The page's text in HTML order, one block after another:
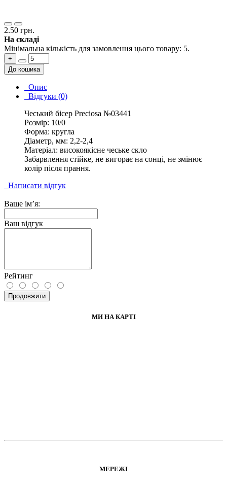
2.50 грн.
На складі
Мінімальна кількість для замовлення цього товару: 5.
+
До кошика
Опис
Відгуки (0)
Чеський бісер Preciosa №03441
Розмір: 10/0
Форма: кругла
Діаметр, мм: 2,2-2,4
Матеріал: високоякісне чеське скло
Забарвлення стійке, не вигорає на сонці, не змінює
колір після прання.
Написати відгук
Ваше ім’я:
Ваш відгук
Рейтинг
Продовжити
МИ НА КАРТІ
МЕРЕЖІ